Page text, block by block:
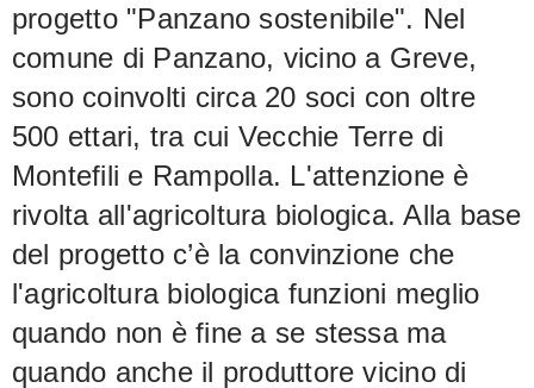
progetto "Panzano sostenibile". Nel
comune di Panzano, vicino a Greve,
sono coinvolti circa 20 soci con oltre
500 ettari, tra cui Vecchie Terre di
Montefili e Rampolla. L'attenzione è
rivolta all'agricoltura biologica. Alla base
del progetto c’è la convinzione che
l'agricoltura biologica funzioni meglio
quando non è fine a se stessa ma
quando anche il produttore vicino di